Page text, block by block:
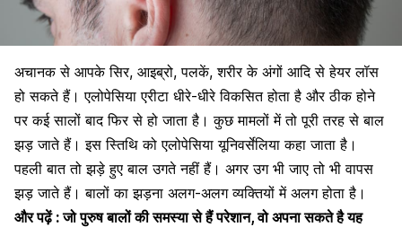
अचानक से आपके सिर, आइब्रो, पलकें, शरीर के अंगों आदि से हेयर लॉस
हो सकते हैं। एलोपेसिया एरीटा धीरे-धीरे विकसित होता है और ठीक होने
पर कई सालों बाद फिर से हो जाता है। कुछ मामलों में तो पूरी तरह से बाल
झड़ जाते हैं। इस स्तिथि को एलोपेसिया यूनिवर्सेलिया कहा जाता है।
पहली बात तो झड़े हुए बाल उगते नहीं हैं। अगर उग भी जाए तो भी वापस
झड़ जाते हैं।बालों का झड़ना अलग-अलग व्यक्तियों में अलग होता है।
और पढ़ें :जो पुरुष बालों की समस्या से हैं परेशान, वो अपना सकते है यह